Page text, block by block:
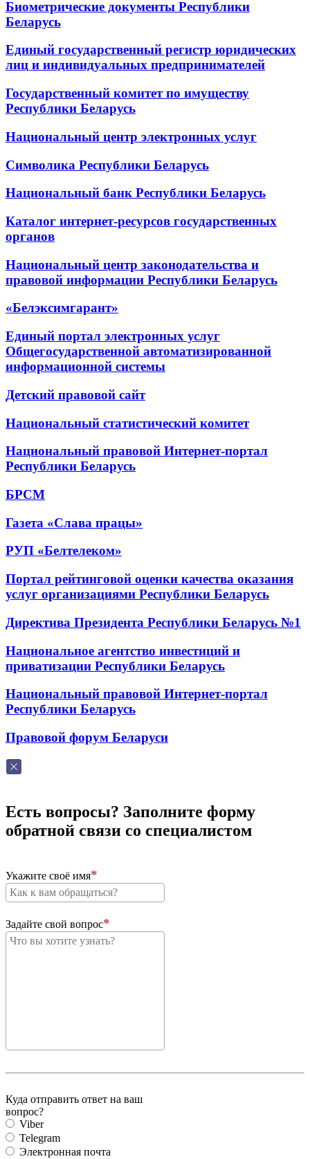
Биометрические документы Республики
Беларусь
Единый государственный регистр юридических
лиц и индивидуальных предпринимателей
Государственный комитет по имуществу
Республики Беларусь
Национальный центр электронных услуг
Символика Республики Беларусь
Национальный банк Республики Беларусь
Каталог интернет-ресурсов государственных
органов
Национальный центр законодательства и
правовой информации Республики Беларусь
«Белэксимгарант»
Единый портал электронных услуг
Общегосударственной автоматизированной
информационной системы
Детский правовой сайт
Национальный статистический комитет
Национальный правовой Интернет-портал
Республики Беларусь
БРСМ
Газета «Слава працы»
РУП «Белтелеком»
Портал рейтинговой оценки качества оказания
услуг организациями Республики Беларусь
Директива Президента Республики Беларусь №1
Национальное агентство инвестиций и
приватизации Республики Беларусь
Национальный правовой Интернет-портал
Республики Беларусь
Правовой форум Беларуси
Есть вопросы? Заполните форму
обратной связи со специалистом
Укажите своё имя
Задайте свой вопрос
Куда отправить ответ на ваш
вопрос?
Viber
Telegram
Электронная почта